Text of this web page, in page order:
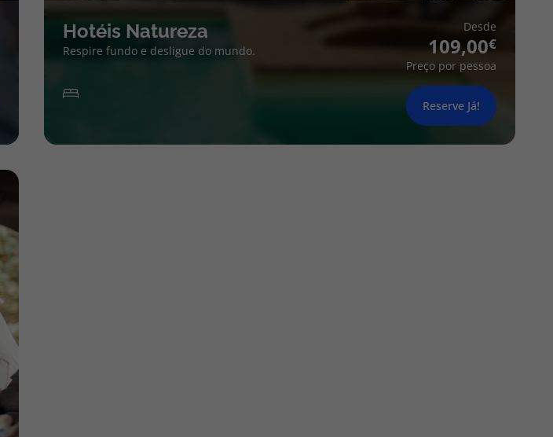
Hotéis Natureza
Respire fundo e desligue do mundo.
Desde
109,00
Preço por pessoa
Reserve Já!